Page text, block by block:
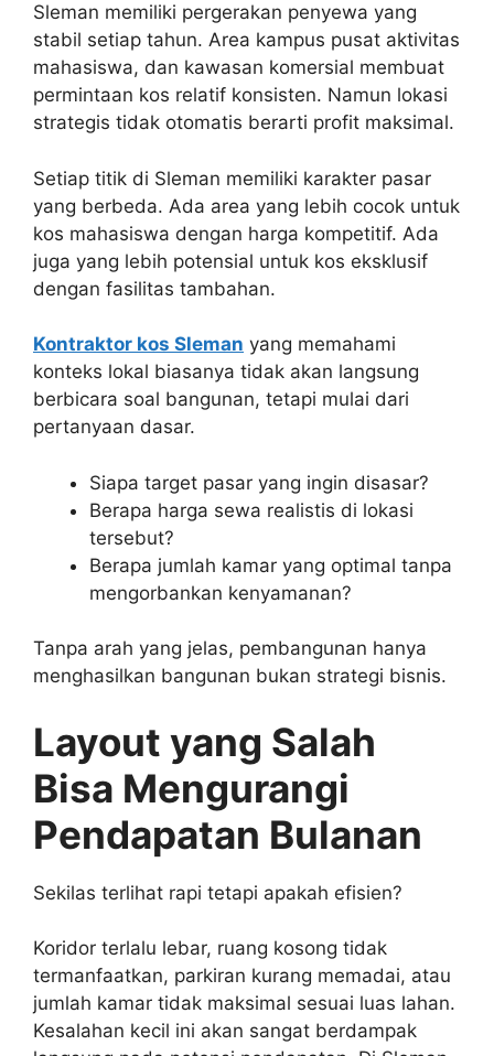
Sleman memiliki pergerakan penyewa yang
stabil setiap tahun. Area kampus pusat aktivitas
mahasiswa, dan kawasan komersial membuat
permintaan kos relatif konsisten. Namun lokasi
strategis tidak otomatis berarti profit maksimal.
Setiap titik di Sleman memiliki karakter pasar
yang berbeda. Ada area yang lebih cocok untuk
kos mahasiswa dengan harga kompetitif. Ada
juga yang lebih potensial untuk kos eksklusif
dengan fasilitas tambahan.
Kontraktor kos Sleman yang memahami
konteks lokal biasanya tidak akan langsung
berbicara soal bangunan, tetapi mulai dari
pertanyaan dasar.
Siapa target pasar yang ingin disasar?
Berapa harga sewa realistis di lokasi
tersebut?
Berapa jumlah kamar yang optimal tanpa
mengorbankan kenyamanan?
Tanpa arah yang jelas, pembangunan hanya
menghasilkan bangunan bukan strategi bisnis.
Layout yang Salah
Bisa Mengurangi
Pendapatan Bulanan
Sekilas terlihat rapi tetapi apakah efisien?
Koridor terlalu lebar, ruang kosong tidak
termanfaatkan, parkiran kurang memadai, atau
jumlah kamar tidak maksimal sesuai luas lahan.
Kesalahan kecil ini akan sangat berdampak